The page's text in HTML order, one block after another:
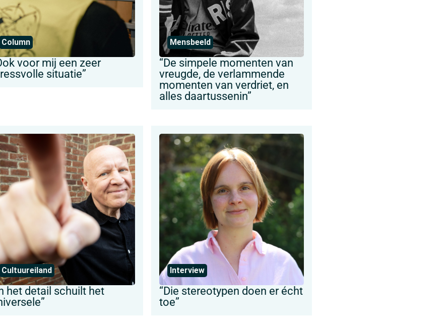
Column
voor mij een zeer
situatie”
Mensbeeld
“De simpele momenten van
vreugde, de verlammende
momenten van verdriet, en
alles daartussenin”
Cultuureiland
het detail schuilt het
Interview
“Die stereotypen doen er écht
toe”